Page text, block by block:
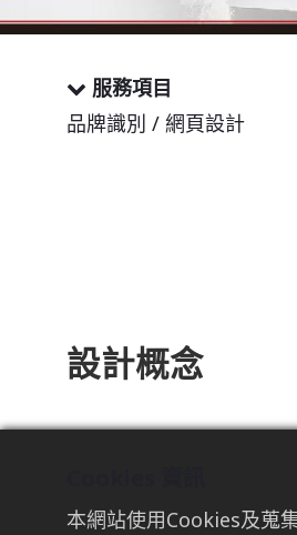
服務項目
品牌識別 / 網頁設計
設計概念
本網站使用Cookies及蒐